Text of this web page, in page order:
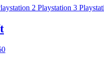
2 Playstation 3